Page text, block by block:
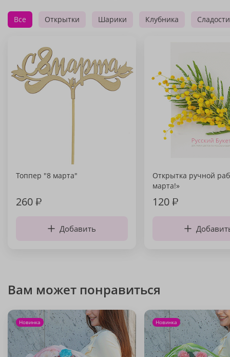
Все Открытки Шарики Клубника Сладости
Топпер "8 марта"
260₽
Добавить
Открытка ручной
марта!»
120₽
Вам может понравиться
Новинка Новинка